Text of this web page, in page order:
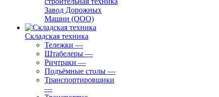
Завод Дорожных
Машин (ООО)
Складская техника
Тележки —
Штабелеры —
Ричтраки —
Подъёмные столы —
Транспортировщики
—